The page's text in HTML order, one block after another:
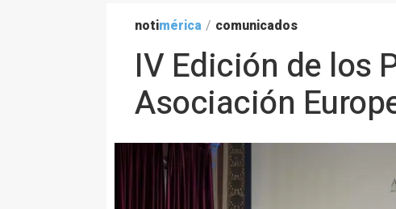
notimérica / comunicados
IV Edición de los
Asociación